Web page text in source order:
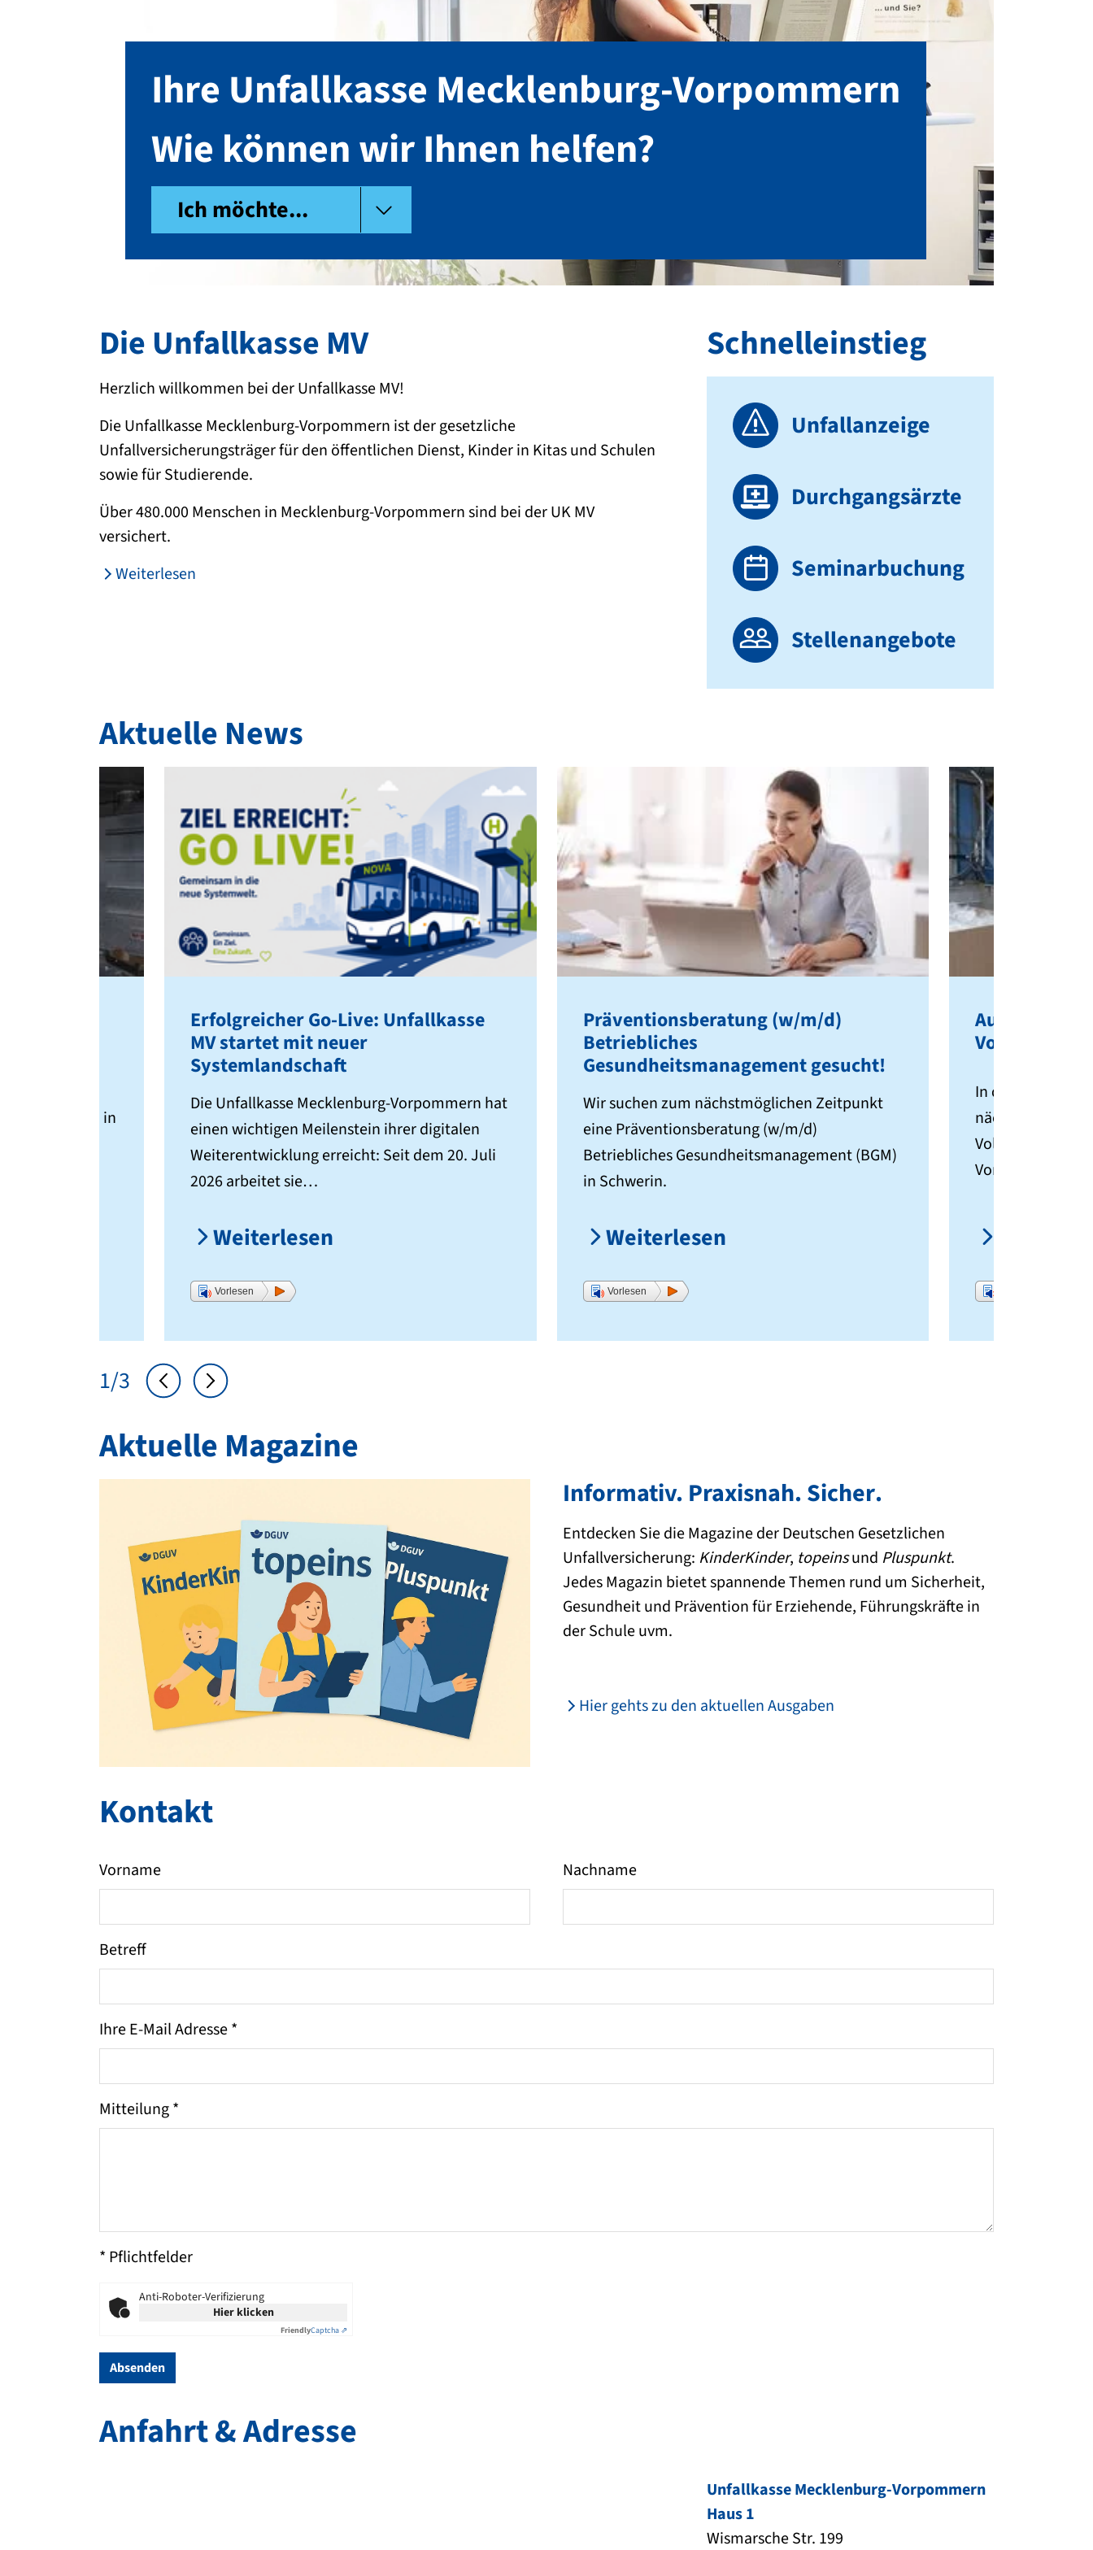
Ihre Unfallkasse Mecklenburg-Vorpommern
Wie können wir Ihnen helfen?
Ich möchte...
Die Unfallkasse MV
Herzlich willkommen bei der Unfallkasse MV!
Die Unfallkasse Mecklenburg-Vorpommern ist der gesetzliche
Unfallversicherungsträger für den öffentlichen Dienst, Kinder in Kitas und Schulen
sowie für Studierende.
Über 480.000 Menschen in Mecklenburg-Vorpommern sind bei der UK MV
versichert.
Weiterlesen
Schnelleinstieg
Unfallanzeige
Durchgangsärzte
Seminarbuchung
Stellenangebote
Aktuelle News
und in
Erfolgreicher Go-Live: Unfallkasse
MV startet mit neuer
Systemlandschaft
Die Unfallkasse Mecklenburg-Vorpommern hat
einen wichtigen Meilenstein ihrer digitalen
Weiterentwicklung erreicht: Seit dem 20. Juli
2026 arbeitet sie…
Weiterlesen
Vorlesen
Präventionsberatung (w/m/d)
Betriebliches
Gesundheitsmanagement gesucht!
Wir suchen zum nächstmöglichen Zeitpunkt
eine Präventionsberatung (w/m/d)
Betriebliches Gesundheitsmanagement (BGM)
in Schwerin.
Weiterlesen
Vorlesen
In der
Vollzeit, eine
1/3
Aktuelle Magazine
Informativ. Praxisnah. Sicher.
Entdecken Sie die Magazine der Deutschen Gesetzlichen
Unfallversicherung: KinderKinder, topeinsund Pluspunkt.
Jedes Magazin bietet spannende Themen rund um Sicherheit,
Gesundheit und Prävention für Erziehende, Führungskräfte in
der Schule uvm.
Hier gehts zu den aktuellen Ausgaben
Kontakt
Vorname Nachname
Betreff
Ihre E-Mail Adresse*
Mitteilung*
* Pflichtfelder
Anti-Roboter-Verifizierung
Hier klicken
FriendlyCaptcha ⇗
Absenden
Anfahrt & Adresse
Unfallkasse Mecklenburg-Vorpommern
Haus 1
Wismarsche Str. 199